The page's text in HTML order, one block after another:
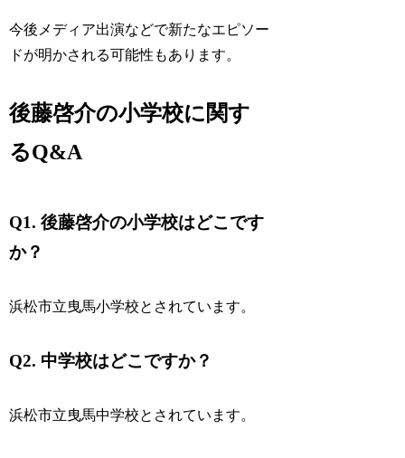
今後メディア出演などで新たなエピソー
ドが明かされる可能性もあります。
後藤啓介の小学校に関す
るQ&A
Q1. 後藤啓介の小学校はどこです
か？
浜松市立曳馬小学校とされています。
Q2. 中学校はどこですか？
浜松市立曳馬中学校とされています。